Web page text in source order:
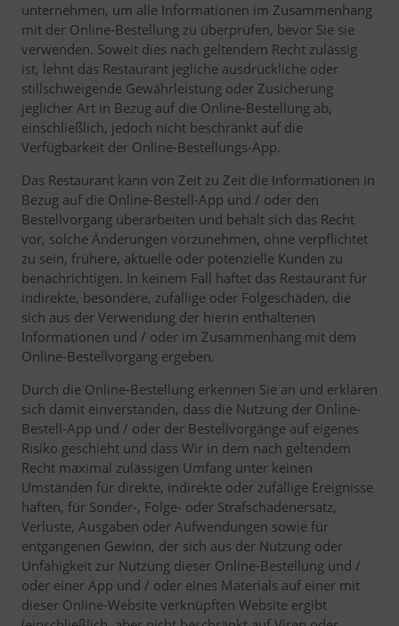
unternehmen, um alle Informationen im Zusammenhang
mit der Online-Bestellung zu überprüfen, bevor Sie sie
verwenden. Soweit dies nach geltendem Recht zulässig
ist, lehnt das Restaurant jegliche ausdrückliche oder
stillschweigende Gewährleistung oder Zusicherung
jeglicher Art in Bezug auf die Online-Bestellung ab,
einschließlich, jedoch nicht beschränkt auf die
Verfügbarkeit der Online-Bestellungs-App.
Das Restaurant kann von Zeit zu Zeit die Informationen in
Bezug auf die Online-Bestell-App und / oder den
Bestellvorgang überarbeiten und behält sich das Recht
vor, solche Änderungen vorzunehmen, ohne verpflichtet
zu sein, frühere, aktuelle oder potenzielle Kunden zu
benachrichtigen. In keinem Fall haftet das Restaurant für
indirekte, besondere, zufällige oder Folgeschäden, die
sich aus der Verwendung der hierin enthaltenen
Informationen und / oder im Zusammenhang mit dem
Online-Bestellvorgang ergeben.
Durch die Online-Bestellung erkennen Sie an und erklären
sich damit einverstanden, dass die Nutzung der Online-
Bestell-App und / oder der Bestellvorgänge auf eigenes
Risiko geschieht und dass Wir in dem nach geltendem
Recht maximal zulässigen Umfang unter keinen
Umständen für direkte, indirekte oder zufällige Ereignisse
haften, für Sonder-, Folge- oder Strafschadenersatz,
Verluste, Ausgaben oder Aufwendungen sowie für
entgangenen Gewinn, der sich aus der Nutzung oder
Unfähigkeit zur Nutzung dieser Online-Bestellung und /
oder einer App und / oder eines Materials auf einer mit
dieser Online-Website verknüpften Website ergibt